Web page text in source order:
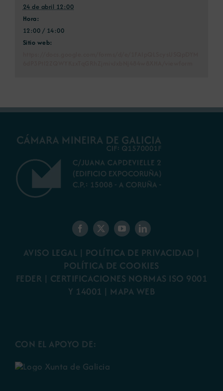
24 de abril 12:00
Hora:
12:00 / 14:00
Sitio web:
AVISO LEGAL | POLÍTICA DE PRIVACIDAD |
POLÍTICA DE COOKIES
FEDER | CERTIFICACIONES NORMAS ISO 9001
Y 14001 | MAPA WEB
CON EL APOYO DE: